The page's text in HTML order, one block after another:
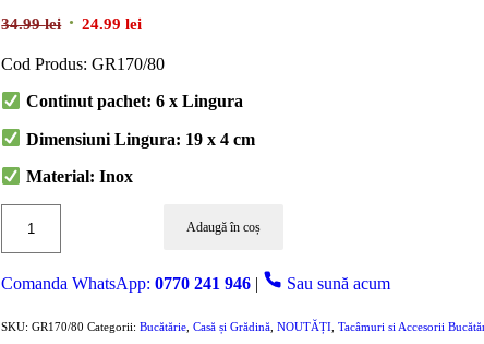
34.99lei Prețul
a
fost:
24.99leiPrețul
este:
24.99 lei.
Cod Produs: GR170/80
Continut pachet: 6 x Lingura
Dimensiuni Lingura: 19 x 4 cm
Material: Inox
Adaugă în coș
Comanda WhatsApp:0770 241 946 | Sau sună acum
SKU:GR170/80 Categorii:Bucătărie ,Casă și Grădină ,NOUTĂȚI ,Tacâmuri si Accesorii